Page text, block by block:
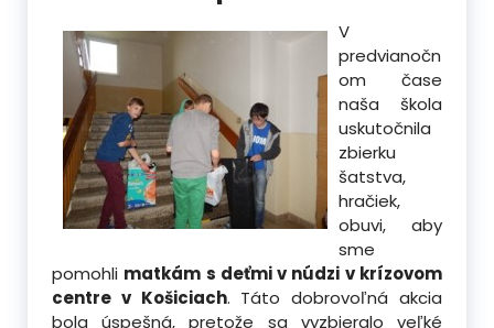
V
predvianočn
om čase
naša škola
uskutočnila
zbierku
šatstva,
hračiek,
obuvi, aby
sme
pomohli matkám s deťmi v núdzi v krízovom
centre v Košiciach. Táto dobrovoľná akcia
bola úspešná, pretože sa vyzbieralo veľké